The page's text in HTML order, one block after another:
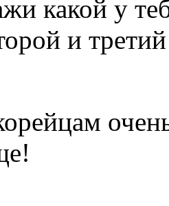
какой у
и